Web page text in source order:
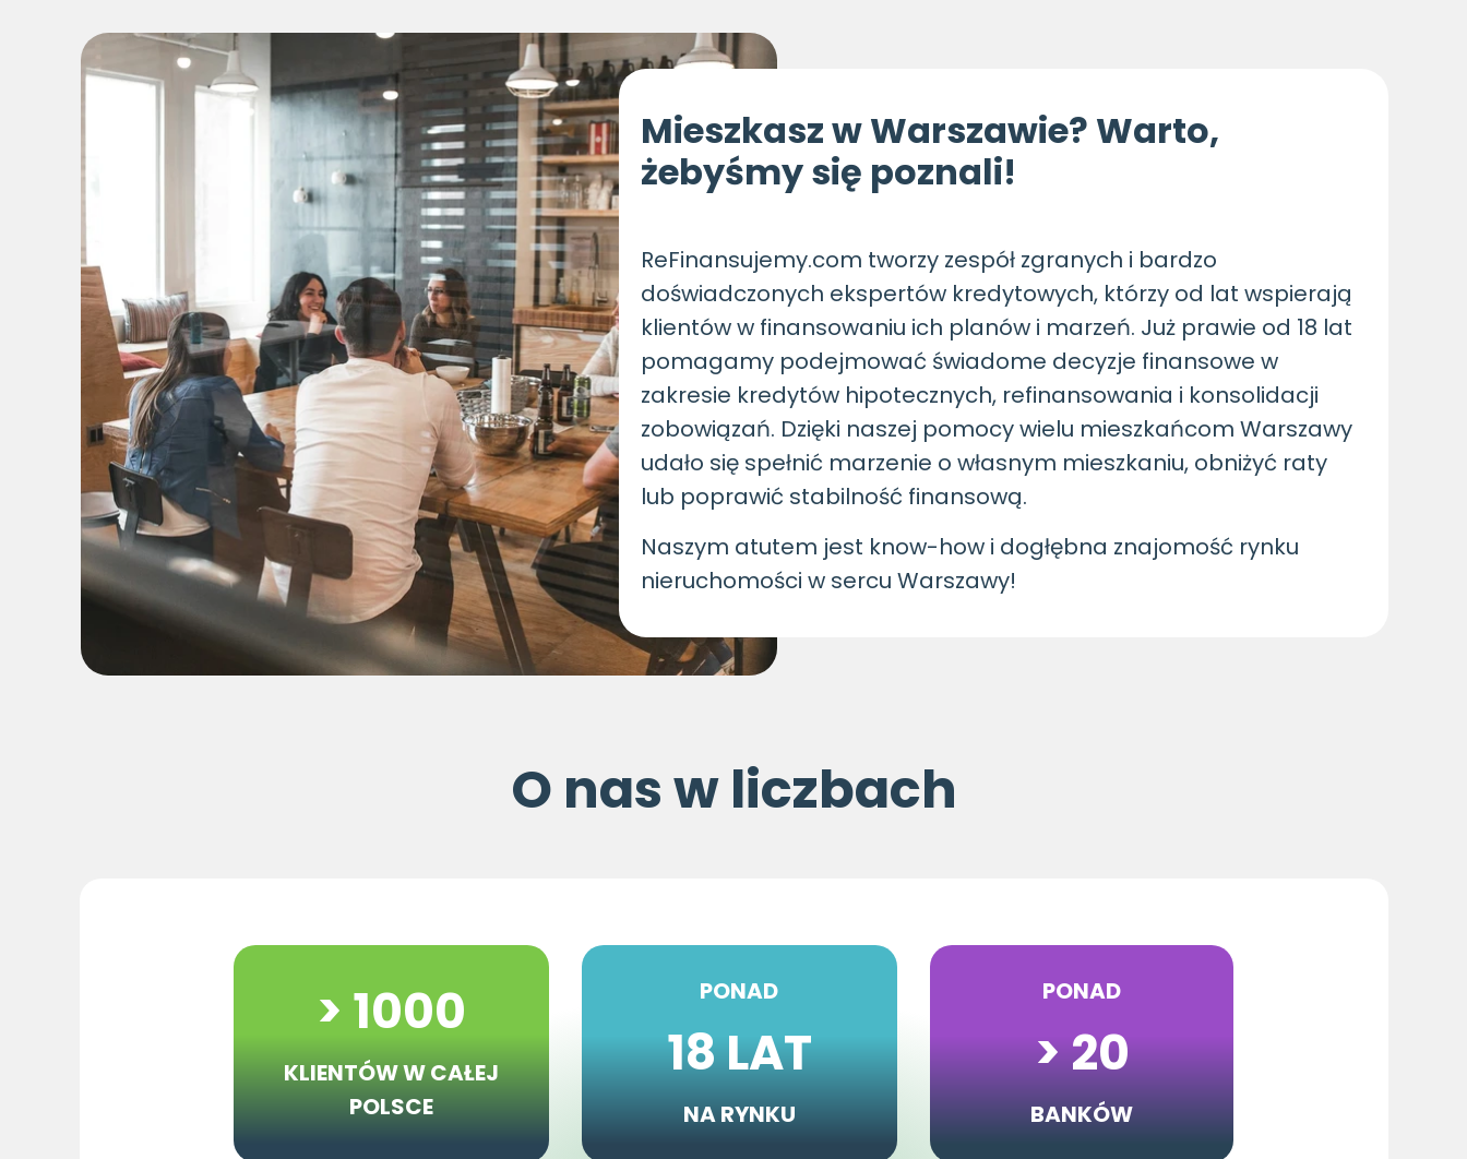
PONAD
> 20
BANKÓW
PONAD
18 LAT
NA RYNKU
> 1000
KLIENTÓWW CAŁEJ
POLSCE
O nas w liczbach
Mieszkasz w Warszawie? Warto,
żebyśmy się poznali!
ReFinansujemy.com tworzy zespół zgranych i bardzo
doświadczonych ekspertów kredytowych, którzy od lat wspierają
klientów w finansowaniu ich planów i marzeń. Już prawie od 18 lat
pomagamy podejmować świadome decyzje finansowe w
zakresie kredytów hipotecznych, refinansowania i konsolidacji
zobowiązań. Dzięki naszej pomocy wielu mieszkańcom Warszawy
udało się spełnić marzenie o własnym mieszkaniu, obniżyć raty
lub poprawić stabilność finansową.
Naszym atutem jest know-how i dogłębna znajomość rynku
nieruchomości w sercu Warszawy!